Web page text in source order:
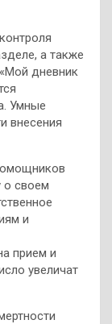
а также
дневник
Умные
внесения
о своем
и
прием и
увеличат